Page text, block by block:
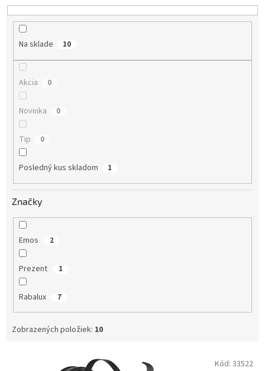
d
Na sklade 10
Akcia 0
Novinka 0
Tip 0
Posledný kus skladom 1
Značky
Emos 2
Prezent 1
Rabalux 7
Zobrazených položiek: 10
Kód: 33522